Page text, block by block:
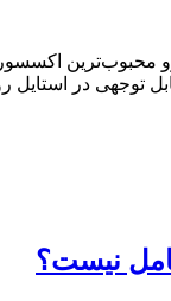
توجهی در
نیست؟